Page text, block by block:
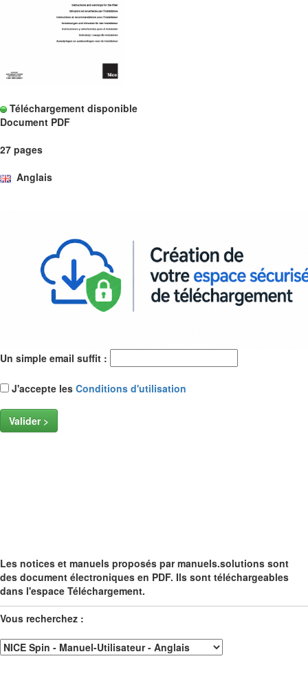
Téléchargement disponible
Document PDF
27 pages
Anglais
Un simple email suffit :
J'accepte les Conditions d'utilisation
Valider >
Les notices et manuels proposés par manuels.solutions sont
des document électroniques en PDF. Ils sont téléchargeables
dans l'espace Téléchargement.
Vous recherchez :